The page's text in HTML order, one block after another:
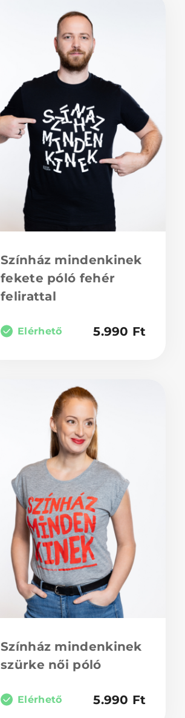
Színház mindenkinek
fekete póló fehér
felirattal
Elérhető 5.990 Ft
Színház mindenkinek
szürke női póló
Elérhető 5.990 Ft